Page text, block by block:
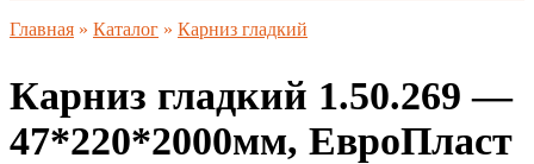
Главная » Каталог » Карниз гладкий
Карниз гладкий 1.50.269 —
47*220*2000мм, ЕвроПласт